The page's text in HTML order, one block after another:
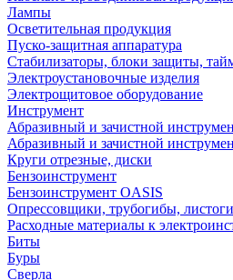
Лампы
Осветительная продукция
Пуско-защитная аппаратура
Стабилизаторы, блоки защиты,
Электроустановочные изделия
Электрощитовое оборудование
Инструмент
Абразивный и зачистной
Абразивный и зачистной
Круги отрезные, диски
Бензоинструмент
Бензоинструмент OASIS
Опрессовщики, трубогибы,
Расходные материалы к
Биты
Буры
Сверла